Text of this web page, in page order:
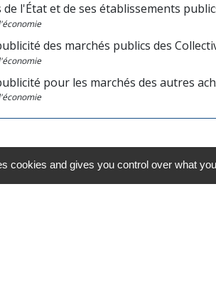
de l'État et de ses établissements
des marchés publics des
pour les marchés des autres
cookies and gives you control over what